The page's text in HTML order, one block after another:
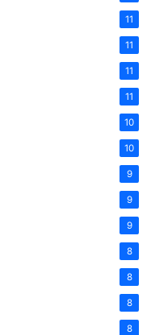
11
11
11
11
10
10
9
9
9
8
8
8
8